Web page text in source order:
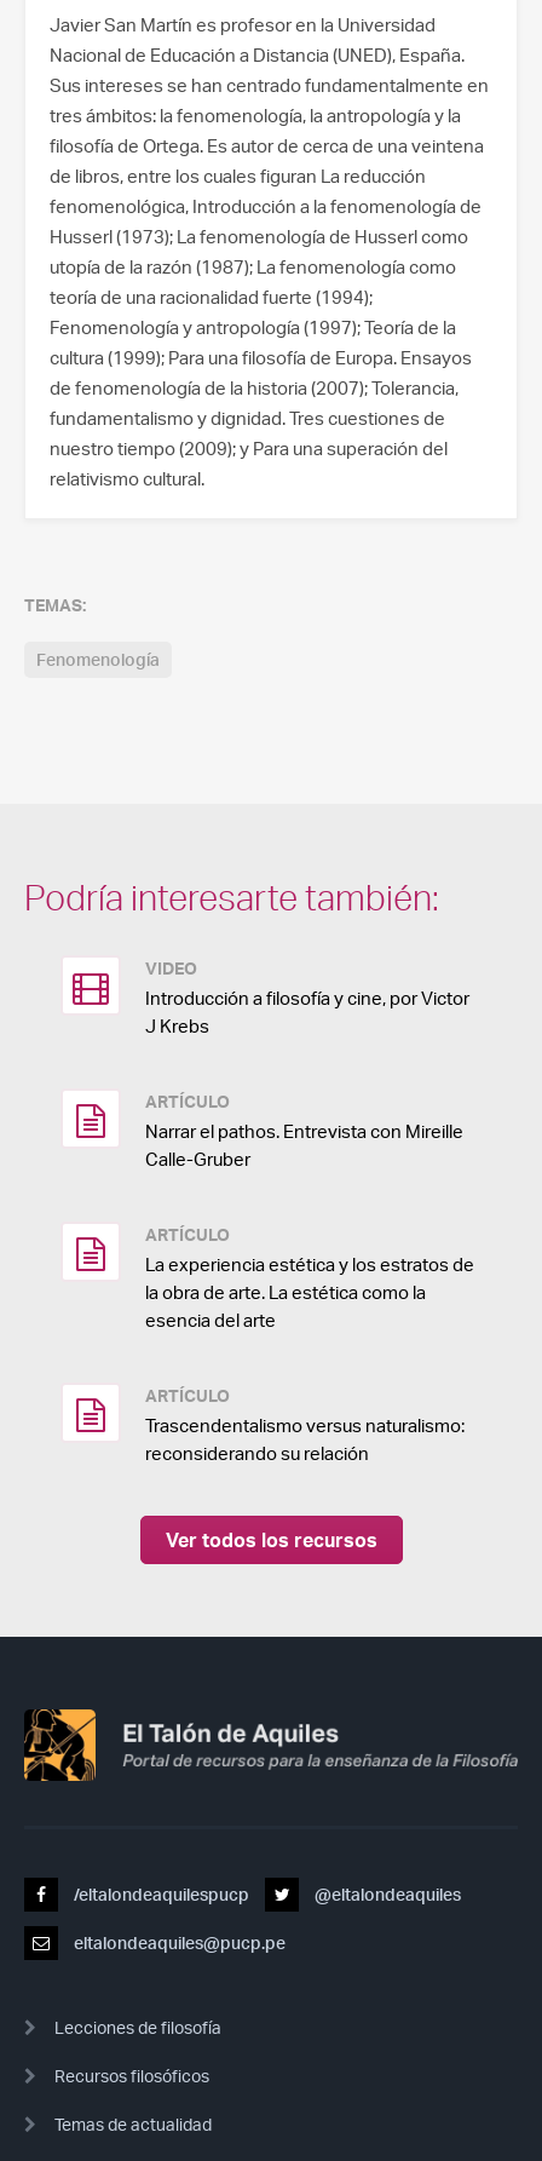
Javier San Martín es profesor en la Universidad
Nacional de Educación a Distancia (UNED), España.
Sus intereses se han centrado fundamentalmente en
tres ámbitos: la fenomenología, la antropología y la
filosofía de Ortega. Es autor de cerca de una veintena
de libros, entre los cuales figuran La reducción
fenomenológica, Introducción a la fenomenología de
Husserl (1973); La fenomenología de Husserl como
utopía de la razón (1987); La fenomenología como
teoría de una racionalidad fuerte (1994);
Fenomenología y antropología (1997); Teoría de la
cultura (1999); Para una filosofía de Europa. Ensayos
de fenomenología de la historia (2007); Tolerancia,
fundamentalismo y dignidad. Tres cuestiones de
nuestro tiempo (2009); y Para una superación del
relativismo cultural.
TEMAS:
Fenomenología
Podría interesarte también:
VIDEO
Introducción a filosofía y cine, por Victor
J Krebs
ARTÍCULO
Narrar el pathos. Entrevista con Mireille
Calle-Gruber
ARTÍCULO
La experiencia estética y los estratos de
la obra de arte. La estética como la
esencia del arte
ARTÍCULO
Trascendentalismo versus naturalismo:
reconsiderando su relación
Ver todos los recursos
/eltalondeaquilespucp @eltalondeaquiles
eltalondeaquiles@pucp.pe
Lecciones de filosofía
Recursos filosóficos
Temas de actualidad